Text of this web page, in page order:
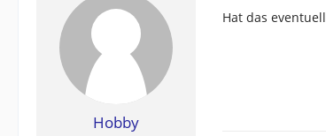
Hobby
Hat das eventuell